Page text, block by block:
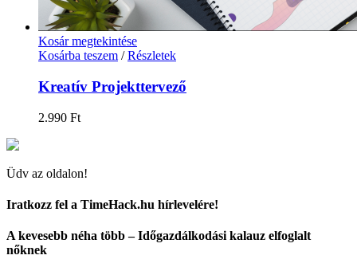
Kosár megtekintése
Kosárba teszem / Részletek
Kreatív Projekttervező
2.990 Ft
Üdv az oldalon!
Iratkozz fel a TimeHack.hu hírlevelére!
A kevesebb néha több – Időgazdálkodási kalauz elfoglalt
nőknek